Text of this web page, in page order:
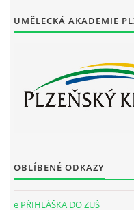
UMĚLECKÁ AKADEMIE
OBLÍBENÉ ODKAZY
e PŘIHLÁŠKA DO ZUŠ